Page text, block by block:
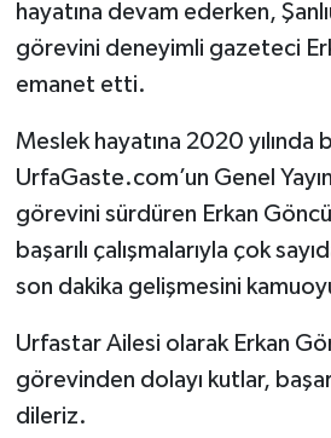
hayatına devam ederken,
görevini deneyimli gazeteci
emanet etti.
Meslek hayatına 2020 yılında
UrfaGaste.com’un Genel
görevini sürdüren Erkan
başarılı çalışmalarıyla çok
son dakika gelişmesini
Urfastar Ailesi olarak Erkan
görevinden dolayı kutlar,
dileriz.